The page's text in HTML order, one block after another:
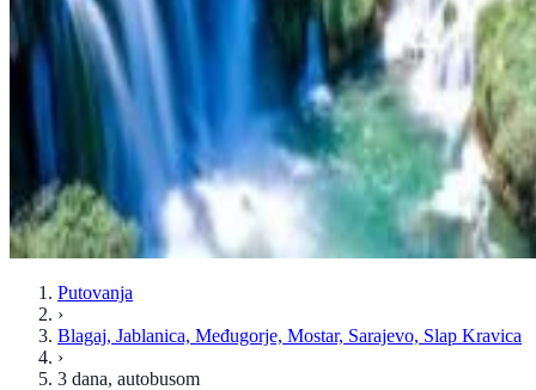
Putovanja
›
Blagaj, Jablanica, Međugorje, Mostar, Sarajevo, Slap Kravica
›
3 dana, autobusom